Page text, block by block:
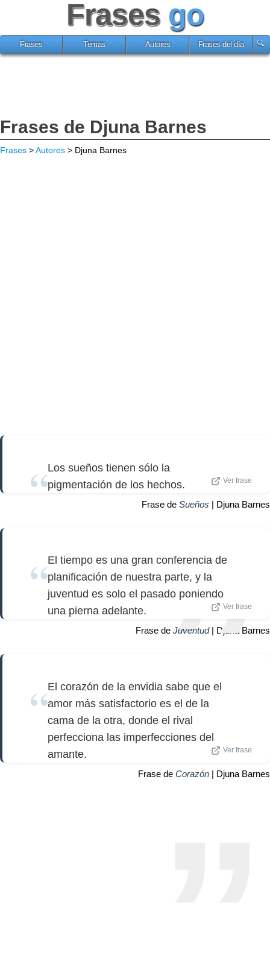
Frases go
Frases Temas Autores Frases del día
Frases de Djuna Barnes
Frases >Autores > Djuna Barnes
Los sueños tienen sólo la
pigmentación de los hechos.
Ver frase
Frase de Sueños | Djuna Barnes
El tiempo es una gran conferencia de
planificación de nuestra parte, y la
juventud es solo el pasado poniendo
una pierna adelante.
Ver frase
Frase de Juventud| Djuna Barnes
El corazón de la envidia sabe que el
amor más satisfactorio es el de la
cama de la otra, donde el rival
perfecciona las imperfecciones del
amante.
Ver frase
Frase de Corazón | Djuna Barnes